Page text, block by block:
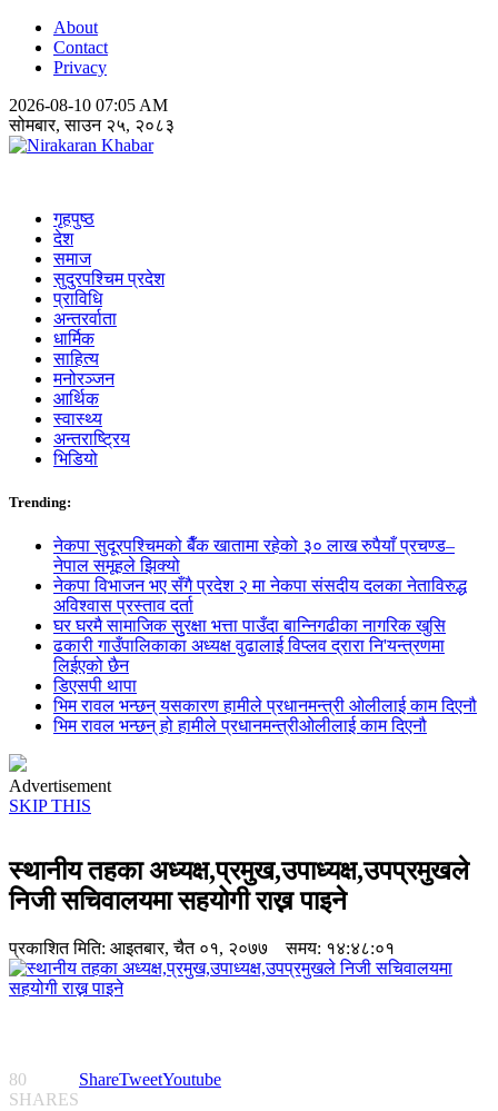
About
Contact
Privacy
2026-08-10 07:05 AM
सोमबार, साउन २५, २०८३
गृहपुष्ठ
देश
समाज
सुदुरपश्चिम प्रदेश
प्राविधि
अन्तरर्वाता
धार्मिक
साहित्य
मनोरञ्जन
आर्थिक
स्वास्थ्य
अन्तराष्ट्रिय
भिडियो
Trending:
नेकपा सुदूरपश्चिमको बैँक खातामा रहेको ३० लाख रुपैयाँ प्रचण्ड–
नेपाल समूहले झिक्य‍ो
नेकपा विभाजन भए सँगै प्रदेश २ मा नेकपा संसदीय दलका नेताविरुद्ध
अविश्वास प्रस्ताव दर्ता
घर घरमै सामाजिक सुुरक्षा भत्ता पाउँदा बान्निगढीका नागरिक खुसि
ढकारी गाउँपालिकाका अध्यक्ष वुढालाई विप्लव द्रारा नि'यन्त्रणमा
लिईएको छैन
डिएसपी थापा
भिम रावल भन्छन् यसकारण हामीले प्रधानमन्त्री ओलीलाई काम दिएनौ
भिम रावल भन्छन् हो हामीले प्रधानमन्त्रीओलीलाई काम दिएनौ
Advertisement
SKIP THIS
स्थानीय तहका अध्यक्ष,प्रमुख,उपाध्यक्ष,उपप्रमुखले
निजी सचिवालयमा सहयोगी राख्न पाइने
प्रकाशित मिति: आइतबार, चैत ०१, २०७७ समय: १४:४८:०१
80
SHARES
ShareTweetYoutube